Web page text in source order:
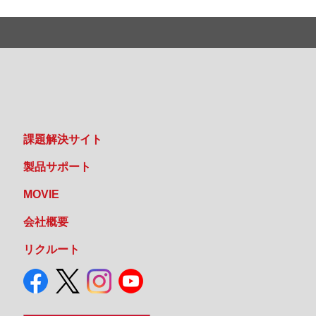
課題解決サイト
製品サポート
MOVIE
会社概要
リクルート